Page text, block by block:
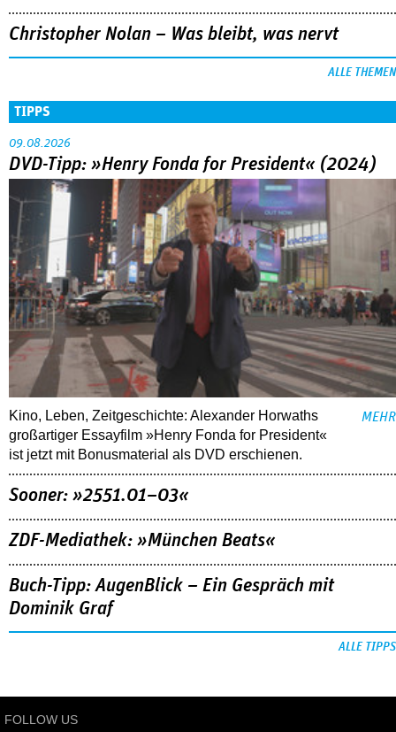
Christopher Nolan – Was bleibt, was nervt
ALLE THEMEN
TIPPS
09.08.2026
DVD-Tipp: »Henry Fonda for President« (2024)
Kino, Leben, Zeitgeschichte: Alexander Horwaths
großartiger Essayfilm »Henry Fonda for President«
ist jetzt mit Bonusmaterial als DVD erschienen.
MEHR
Sooner: »2551.01–03«
ZDF-Mediathek: »München Beats«
Buch-Tipp: AugenBlick – Ein Gespräch mit
Dominik Graf
ALLE TIPPS
FOLLOW US